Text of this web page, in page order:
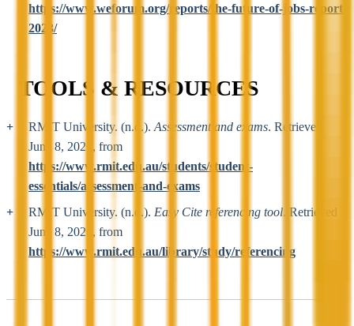
https://www.weforum.org/reports/the-future-of-jobs-report-
2023/
TOOLS & RESOURCES
RMIT University. (n.d.). Assessment and exams. Retrieved
June 8, 2026, from
https://www.rmit.edu.au/students/student-
essentials/assessment-and-exams
RMIT University. (n.d.). Easy Cite referencing tool. Retrieved
June 8, 2026, from
https://www.rmit.edu.au/library/study/referencing